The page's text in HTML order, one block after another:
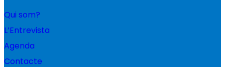
Qui som?
L’Entrevista
Agenda
Contacte